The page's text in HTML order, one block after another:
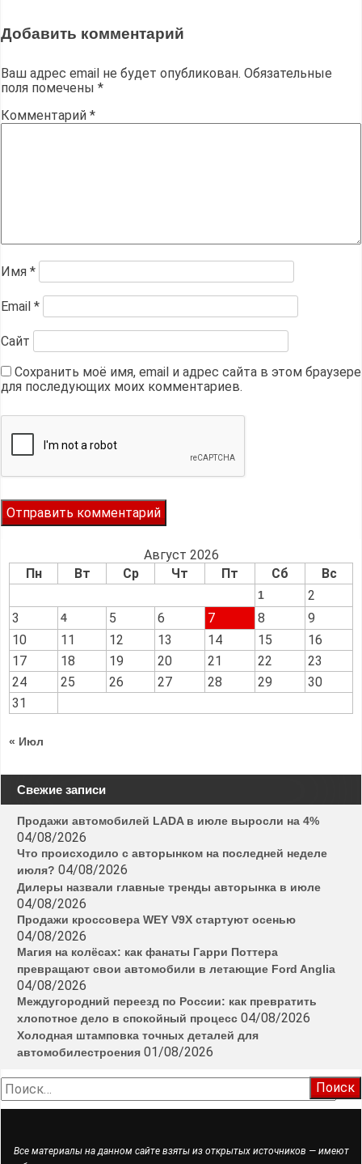
Добавить комментарий
Ваш адрес email не будет опубликован. Обязательные
поля помечены *
Комментарий *
Имя *
Email *
Сайт
Сохранить моё имя, email и адрес сайта в этом браузере
для последующих моих комментариев.
Август 2026
Пн
Вт Ср Чт Пт Сб Вс
1
2
3
4 5 6 7 8
9
10
11 12 13 14 15
16
17
18 19 20 21 22
23
24
25 26 27 28 29
30
31
« Июл
Свежие записи
Продажи автомобилей LADA в июле выросли на 4%
04/08/2026
Что происходило с авторынком на последней неделе
июля? 04/08/2026
Дилеры назвали главные тренды авторынка в июле
04/08/2026
Продажи кроссовера WEY V9X стартуют осенью
04/08/2026
Магия на колёсах: как фанаты Гарри Поттера
превращают свои автомобили в летающие Ford Anglia
04/08/2026
Междугородний переезд по России: как превратить
хлопотное дело в спокойный процесс 04/08/2026
Холодная штамповка точных деталей для
автомобилестроения 01/08/2026
Найти:
Все материалы на данном сайте взяты из открытых источников — имеют